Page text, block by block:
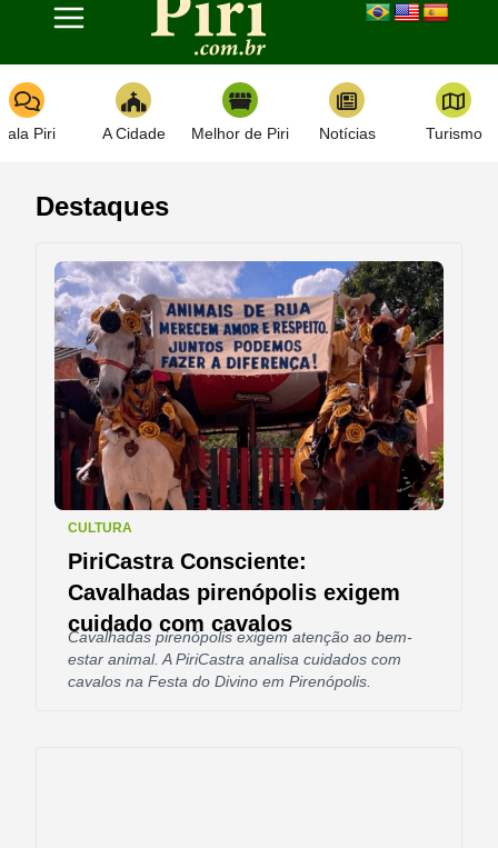
Toggle navigation
Piri A Cidade Melhor de Piri Notícias Turismo
Destaques
CULTURA
PiriCastra Consciente:
Cavalhadas pirenópolis exigem
cuidado com cavalos
Cavalhadas pirenópolis exigem atenção ao bem-
estar animal. A PiriCastra analisa cuidados com
cavalos na Festa do Divino em Pirenópolis.